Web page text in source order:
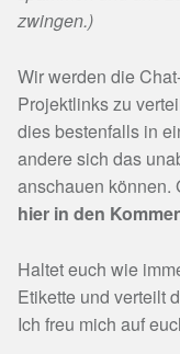
zwingen.)
Wir werden die
Projektlinks zu
dies bestenfalls in
andere sich das
anschauen können.
hier in den
Haltet euch wie
Etikette und verteilt
Ich freu mich auf